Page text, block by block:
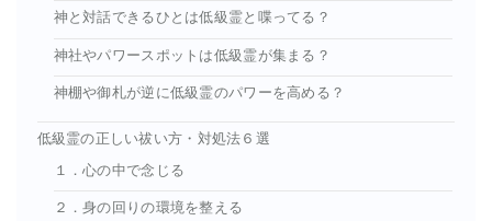
神と対話できるひとは低級霊と喋ってる？
神社やパワースポットは低級霊が集まる？
神棚や御札が逆に低級霊のパワーを高める？
低級霊の正しい祓い方・対処法６選
１．心の中で念じる
２．身の回りの環境を整える